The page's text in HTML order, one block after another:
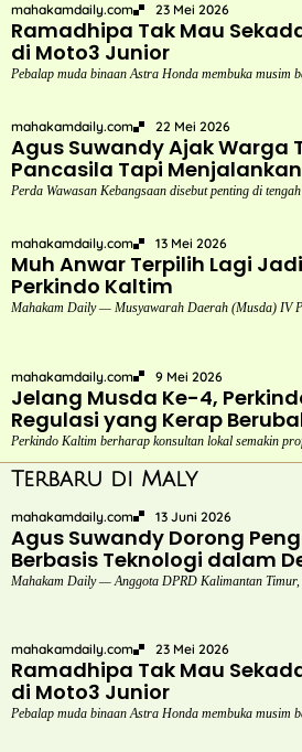
mahakamdaily.com 23 Mei 2026
Ramadhipa Tak Mau
di Moto3 Junior
Pebalap muda binaan Astra Honda membuka musim
mahakamdaily.com 22 Mei 2026
Agus Suwandy Ajak Warga
Pancasila Tapi
Perda Wawasan Kebangsaan disebut penting di
mahakamdaily.com 13 Mei 2026
Muh Anwar Terpilih Lagi
Perkindo Kaltim
Mahakam Daily — Musyawarah Daerah (Musda) IV
mahakamdaily.com 9 Mei 2026
Jelang Musda Ke-4,
Regulasi yang Kerap
Perkindo Kaltim berharap konsultan lokal semakin
Terbaru di Maly
mahakamdaily.com 13 Juni 2026
Agus Suwandy Dorong
Berbasis Teknologi dalam
Mahakam Daily — Anggota DPRD Kalimantan Timur,
mahakamdaily.com 23 Mei 2026
Ramadhipa Tak Mau
di Moto3 Junior
Pebalap muda binaan Astra Honda membuka musim